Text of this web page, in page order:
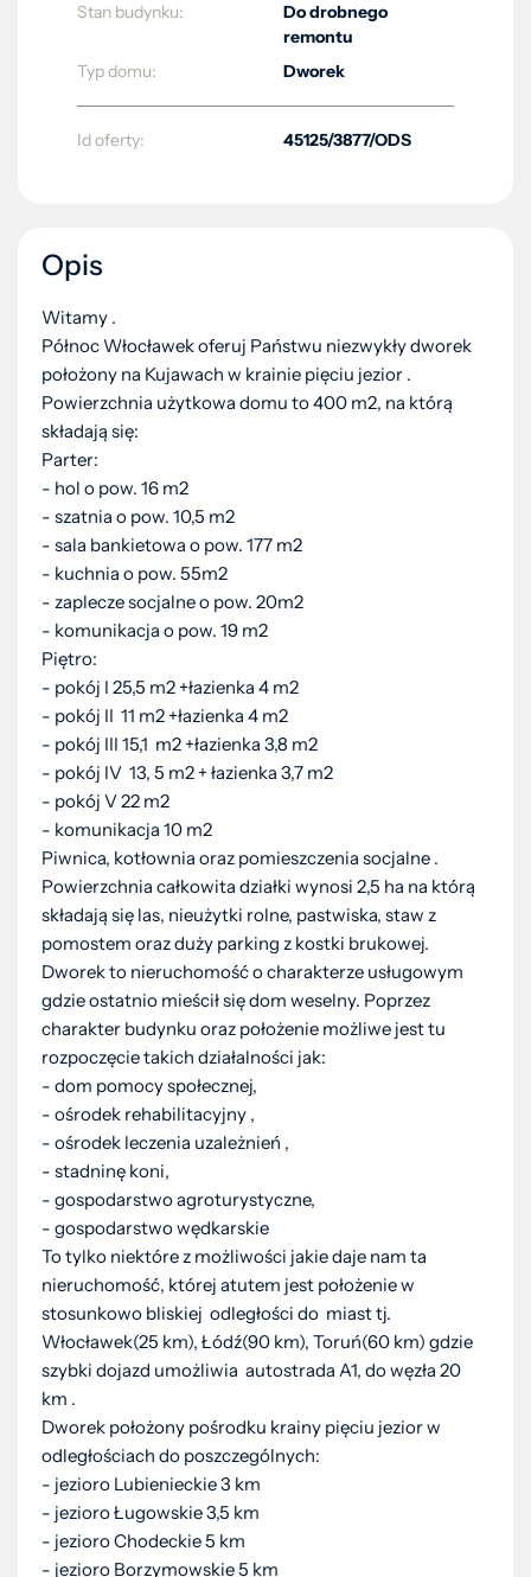
Stan budynku:
Do drobnego
remontu
Typ domu:
Dworek
Id oferty: 45125/3877/ODS
Opis
Witamy .
Północ Włocławek oferuj Państwu niezwykły dworek
położony na Kujawach w krainie pięciu jezior .
Powierzchnia użytkowa domu to 400 m2, na którą
składają się:
Parter:
- hol o pow. 16 m2
- szatnia o pow. 10,5 m2
- sala bankietowa o pow. 177 m2
- kuchnia o pow. 55m2
- zaplecze socjalne o pow. 20m2
- komunikacja o pow. 19 m2
Piętro:
- pokój I 25,5 m2 +łazienka 4 m2
- pokój II 11 m2 +łazienka 4 m2
- pokój III 15,1 m2 +łazienka 3,8 m2
- pokój IV 13, 5 m2 + łazienka 3,7 m2
- pokój V 22 m2
- komunikacja 10 m2
Piwnica, kotłownia oraz pomieszczenia socjalne .
Powierzchnia całkowita działki wynosi 2,5 ha na którą
składają się las, nieużytki rolne, pastwiska, staw z
pomostem oraz duży parking z kostki brukowej.
Dworek to nieruchomość o charakterze usługowym
gdzie ostatnio mieścił się dom weselny. Poprzez
charakter budynku oraz położenie możliwe jest tu
rozpoczęcie takich działalności jak:
- dom pomocy społecznej,
- ośrodek rehabilitacyjny ,
- ośrodek leczenia uzależnień ,
- stadninę koni,
- gospodarstwo agroturystyczne,
- gospodarstwo wędkarskie
To tylko niektóre z możliwości jakie daje nam ta
nieruchomość, której atutem jest położenie w
stosunkowo bliskiej odległości do miast tj.
Włocławek(25 km), Łódź(90 km), Toruń(60 km) gdzie
szybki dojazd umożliwia autostrada A1, do węzła 20
km .
Dworek położony pośrodku krainy pięciu jezior w
odległościach do poszczególnych:
- jezioro Lubienieckie 3 km
- jezioro Ługowskie 3,5 km
- jezioro Chodeckie 5 km
- jezioro Borzymowskie 5 km